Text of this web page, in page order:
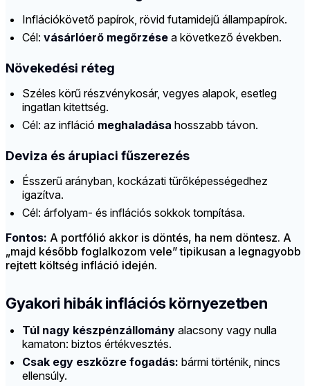
Inflációkövető papírok, rövid futamidejű állampapírok.
Cél: vásárlóerő megőrzése a következő években.
Növekedési réteg
Széles körű részvénykosár, vegyes alapok, esetleg
ingatlan kitettség.
Cél: az infláció meghaladása hosszabb távon.
Deviza és árupiaci fűszerezés
Ésszerű arányban, kockázati tűrőképességedhez
igazítva.
Cél: árfolyam- és inflációs sokkok tompítása.
Fontos: A portfólió akkor is döntés, ha nem döntesz. A
„majd később foglalkozom vele” tipikusan a legnagyobb
rejtett költség infláció idején.
Gyakori hibák inflációs környezetben
Túl nagy készpénzállomány alacsony vagy nulla
kamaton: biztos értékvesztés.
Csak egy eszközre fogadás: bármi történik, nincs
ellensúly.